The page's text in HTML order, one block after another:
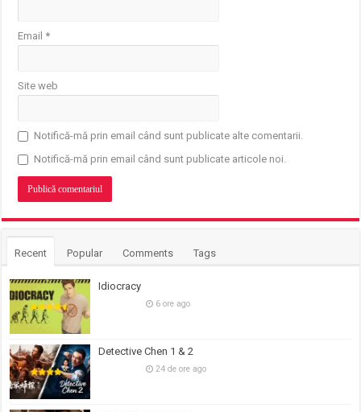
Email*
Site web
Notifică-mă prin email când sunt publicate alte comentarii.
Notifică-mă prin email când sunt publicate articole noi.
Recent Popular Comments Tags
Idiocracy
6 ore ago
Detective Chen 1 & 2
24 de ore ago